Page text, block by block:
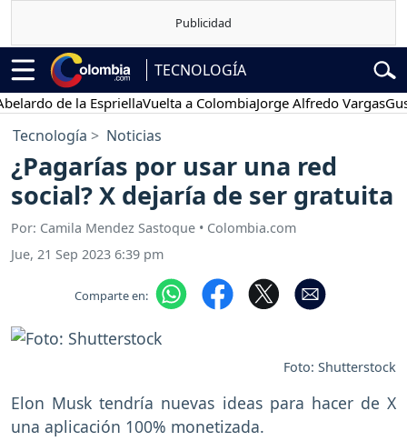
TECNOLOGÍA
de la EspriellaVuelta a ColombiaJorge Alfredo Vargas
Tecnología Noticias
¿Pagarías por usar una red
social? X dejaría de ser gratuita
Por: Camila Mendez Sastoque • Colombia.com
Jue, 21 Sep 2023 6:39 pm
Comparte en:
Foto: Shutterstock
Elon Musk tendría nuevas ideas para hacer de X
una aplicación 100% monetizada.